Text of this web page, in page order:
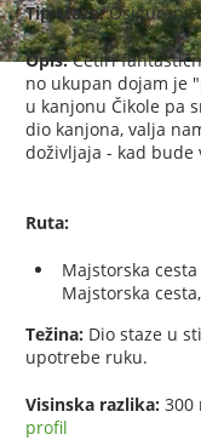
Tip staze:Osigurani,
Opis:Četiri
no ukupan dojam je
u kanjonu Čikole pa
dio kanjona, valja
doživljaja - kad bude
Ruta:
Majstorska
Majstorska
Težina: Dio staze u
upotrebe ruku.
Visinska razlika: 300
profil